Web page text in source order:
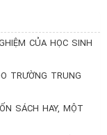
CỦA HỌC SINH
TRƯỜNG TRUNG
SÁCH HAY, MỘT